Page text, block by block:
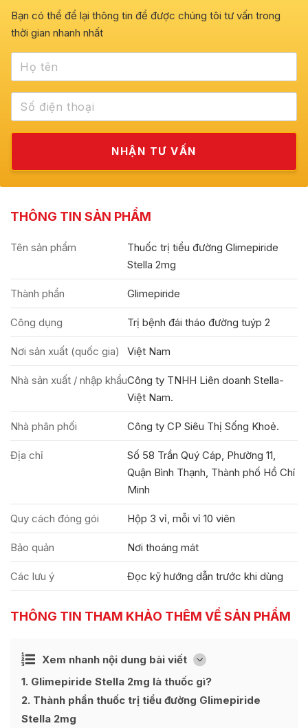
Bạn có thể để lại thông tin để được chúng tôi tư vấn trong
thời gian nhanh nhất
THÔNG TIN SẢN PHẨM
Tên sản phẩm
Thuốc trị tiểu đường Glimepiride
Stella 2mg
Thành phần Glimepiride
Công dụng Trị bệnh đái tháo đường tuýp 2
Nơi sản xuất (quốc gia) Việt Nam
Nhà sản xuất / nhập khẩuCông ty TNHH Liên doanh Stella-
Việt Nam.
Nhà phân phối Công ty CP Siêu Thị Sống Khoẻ.
Địa chỉ
Số 58 Trần Quý Cáp, Phường 11,
Quận Bình Thạnh, Thành phố Hồ Chí
Minh
Quy cách đóng gói Hộp 3 vỉ, mỗi vỉ 10 viên
Bảo quản Nơi thoáng mát
Các lưu ý Đọc kỹ hướng dẫn trước khi dùng
THÔNG TIN THAM KHẢO THÊM VỀ SẢN PHẨM
Xem nhanh nội dung bài viết [
Ẩn
1 Glimepiride Stella 2mg là thuốc gì?
2 Thành phần thuốc trị tiểu đường Glimepiride
Stella 2mg